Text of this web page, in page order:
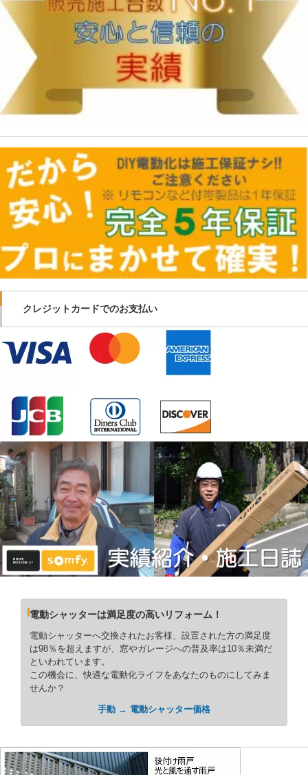
クレジットカードでのお支払い
電動シャッターは満足度の高いリフォーム！
電動シャッターへ交換されたお客様、設置された方の満足度
は98％を超えますが、窓やガレージへの普及率は10％未満だ
といわれています。
この機会に、快適な電動化ライフをあなたのものにしてみま
せんか？
手動 → 電動シャッター価格